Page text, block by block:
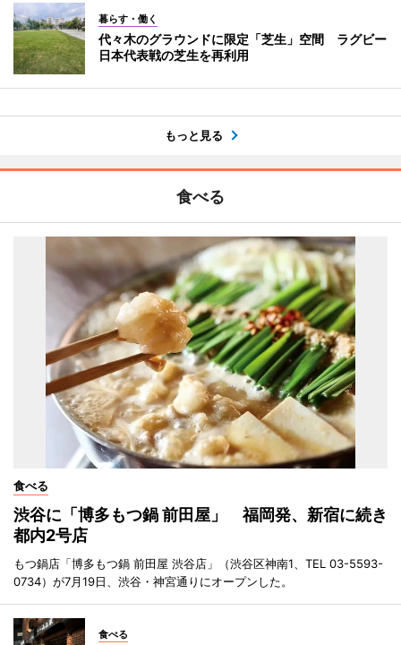
暮らす・働く
代々木のグラウンドに限定「芝生」空間 ラグビー
日本代表戦の芝生を再利用
もっと見る
食べる
食べる
渋谷に「博多もつ鍋 前田屋」 福岡発、新宿に続き
都内2号店
もつ鍋店「博多もつ鍋 前田屋 渋谷店」（渋谷区神南1、TEL 03-5593-
0734）が7月19日、渋谷・神宮通りにオープンした。
食べる